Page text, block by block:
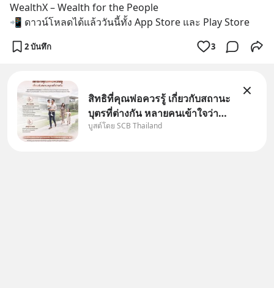
WealthX – Wealth for the People
📲 ดาวน์โหลดได้แล้ววันนี้ทั้ง App Store และ Play Store
2 บันทึก 3
สิทธิที่คุณพ่อควรรู้ เกี่ยวกับสถานะ
บุตรที่ต่างกัน หลายคนเข้าใจว่า
"เมื่อเป็นลูกของพ่อและแม่ ก็ย่อม
บูสต์โดย SCB Thailand